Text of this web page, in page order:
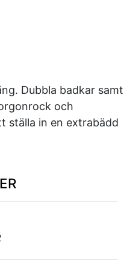
Dubbla badkar samt
och
ställa in en extrabädd